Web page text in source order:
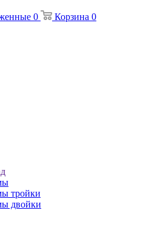
0 Корзина 0
тройки
двойки